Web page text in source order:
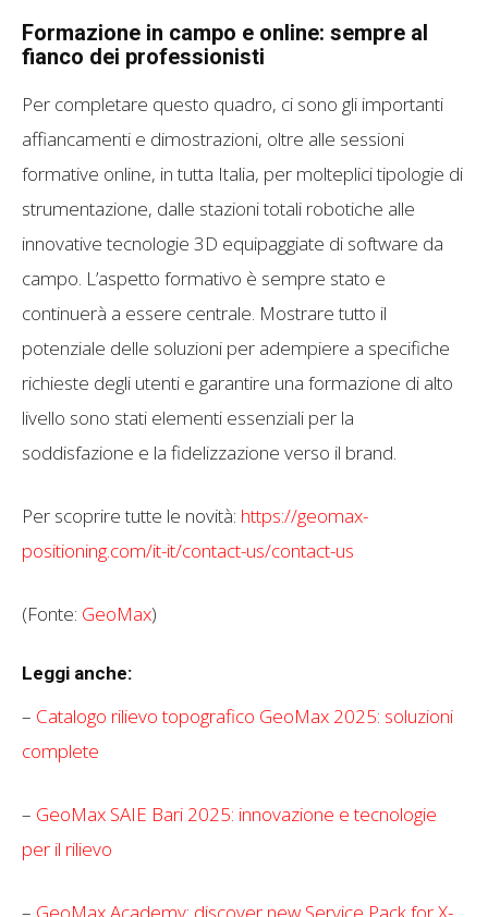
Formazione in campo e online: sempre al
fianco dei professionisti
Per completare questo quadro, ci sono gli importanti
affiancamenti e dimostrazioni, oltre alle sessioni
formative online, in tutta Italia, per molteplici tipologie di
strumentazione, dalle stazioni totali robotiche alle
innovative tecnologie 3D equipaggiate di software da
campo. L’aspetto formativo è sempre stato e
continuerà a essere centrale. Mostrare tutto il
potenziale delle soluzioni per adempiere a specifiche
richieste degli utenti e garantire una formazione di alto
livello sono stati elementi essenziali per la
soddisfazione e la fidelizzazione verso il brand.
Per scoprire tutte le novità: https://geomax-
positioning.com/it-it/contact-us/contact-us
(Fonte: GeoMax)
Leggi anche:
– Catalogo rilievo topografico GeoMax 2025: soluzioni
complete
– GeoMax SAIE Bari 2025: innovazione e tecnologie
per il rilievo
– GeoMax Academy: discover new Service Pack for X-